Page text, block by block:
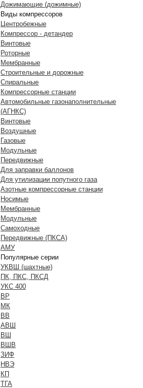
Дожимающие (дожимные)
Виды компрессоров
Центробежные
Компрессор - детандер
Винтовые
Роторные
Мембранные
Строительные и дорожные
Спиральные
Компрессорные станции
Автомобильные газонаполнительные
(АГНКС)
Винтовые
Воздушные
Газовые
Модульные
Передвижные
Для заправки баллонов
Для утилизации попутного газа
Азотные компрессорные станции
Носимые
Мембранные
Модульные
Самоходные
Передвижные (ПКСА)
АМУ
Популярные серии
УКВШ (шахтные)
ПК, ПКС, ПКСД
УКС 400
ВР
МК
ВВ
АВШ
ВШ
ВШВ
ЗИФ
НВЭ
КП
ТГА